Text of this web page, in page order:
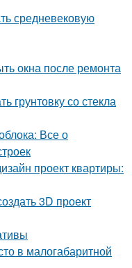
средневековую
окна после ремонта
грунтовку со стекла
Все о
проект квартиры:
3D проект
в малогабаритной